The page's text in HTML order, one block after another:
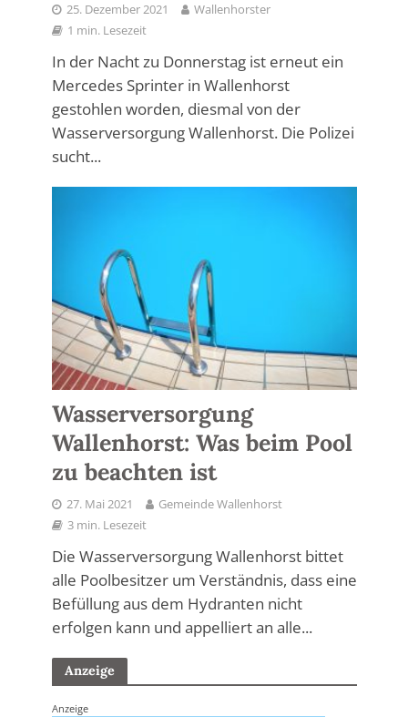
25. Dezember 2021
Wallenhorster
1 min. Lesezeit
In der Nacht zu Donnerstag ist erneut ein
Mercedes Sprinter in Wallenhorst
gestohlen worden, diesmal von der
Wasserversorgung Wallenhorst. Die Polizei
sucht...
Wasserversorgung
Wallenhorst: Was beim Pool
zu beachten ist
27. Mai 2021
Gemeinde Wallenhorst
3 min. Lesezeit
Die Wasserversorgung Wallenhorst bittet
alle Poolbesitzer um Verständnis, dass eine
Befüllung aus dem Hydranten nicht
erfolgen kann und appelliert an alle...
Anzeige
Anzeige